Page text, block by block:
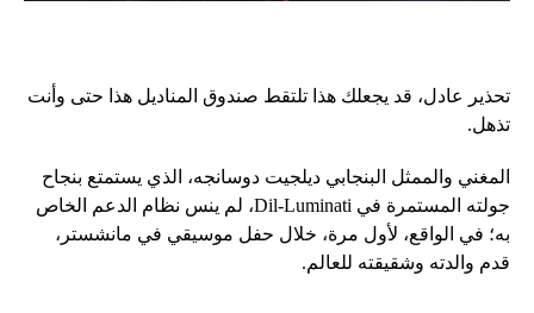
تحذير عادل، قد يجعلك هذا تلتقط صندوق المناديل هذا حتى وأنت
تذهل.
المغني والممثل البنجابي ديلجيت دوسانجه، الذي يستمتع بنجاح
جولته المستمرة في Dil-Luminati، لم ينس نظام الدعم الخاص
به؛ في الواقع، لأول مرة، خلال حفل موسيقي في مانشستر،
قدم والدته وشقيقته للعالم.